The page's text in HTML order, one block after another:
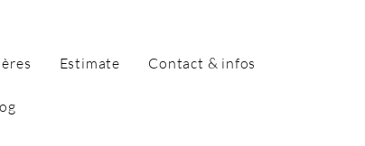
Estimate Contact & infos